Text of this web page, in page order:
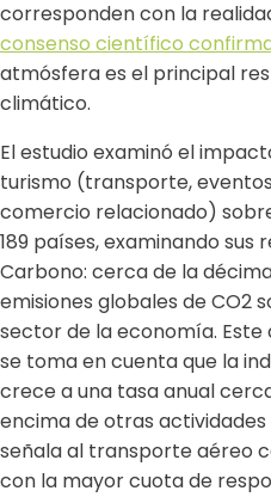
corresponden con la
consenso científico
atmósfera es el principal
climático.
El estudio examinó el
turismo (transporte,
comercio relacionado)
189 países, examinando sus
Carbono: cerca de la
emisiones globales de CO2
sector de la economía.
se toma en cuenta que la
crece a una tasa anual
encima de otras
señala al transporte aéreo
con la mayor cuota de